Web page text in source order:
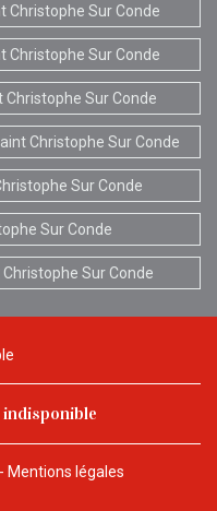
Christophe Sur Conde
Christophe Sur Conde
Sur Conde
Christophe Sur Conde
Sur Conde
Sur Conde
Sur Conde
Mentions légales